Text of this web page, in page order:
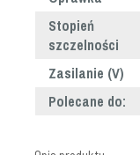
Stopień
szczelności
Zasilanie (V)
Polecane do: